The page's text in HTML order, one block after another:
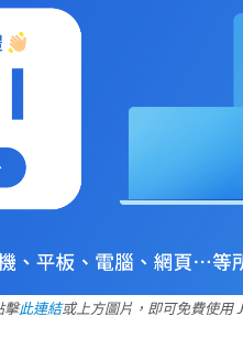
擊此連結或上方圖片，即可免費使用